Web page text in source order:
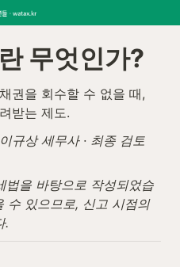
무엇인가?
권을 회수할 수 없을 때,
받는 제도.
규상 세무사 · 최종 검토
을 바탕으로 작성되었습
수 있으므로, 신고 시점의
.